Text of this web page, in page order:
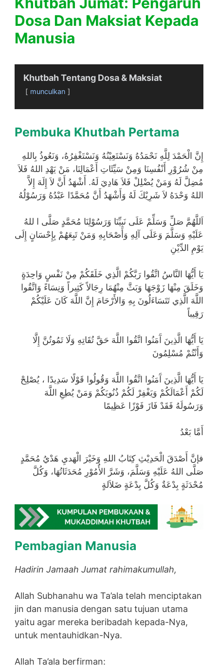
Dosa Dan Maksiat Kepada
Manusia
Khutbah Tentang Dosa & Maksiat
munculkan
Pembuka Khutbah Pertama
إِنَّ الْحَمْدَ لِلَّهِ نَحْمَدُهُ وَنَسْتَعِيْنُهُ وَنَسْتَغْفِرُهُ، وَنَعُوذُ بِاللهِ
مِنْ شُرُوْرِ أَنْفُسِنَا وَمِنْ سَيِّئَاتِ أَعْمَالِنَا، مَنْ يَهْدِ اللهُ فَلاَ
مُضِلَّ لَهُ وَمَنْ يُضْلِلْ فَلاَ هَادِيَ لَهُ. أَشْهَدُ أَنَّ لاَ إِلَهَ إِلاَّ
اللهُ وَحْدَهُ لاَ شَرِيْكَ لَهُ وَأَشْهَدُ أَنَّ مُحَمَّدًا عَبْدُهُ وَرَسُوْلُهُ
اَللَّهُمَّ صَلِّ وَسَلِّمْ عَلَى نَبِيِّنَا وَرَسُوْلِنَا مُحَمَّدٍ صَلَّى ا للهُ
عَلَيْهِ وَسَلَّمَ وَعَلَى آلِهِ وَأَصْحَابِهِ وَمَنْ تَبِعَهُمْ بِإِحْسَانٍ إِلَى
يَوْمِ الدِّيْنِ
يَا أَيُّهَا النَّاسُ اتَّقُوا رَبَّكُمْ الَّذِي خَلَقَكُمْ مِنْ نَفْسٍ وَاحِدَةٍ
وَخَلَقَ مِنْهَا زَوْجَهَا وَبَثَّ مِنْهُمَا رِجَالاً كَثِيراً وَنِسَاءً وَاتَّقُوا
اللَّهَ الَّذِي تَتَسَاءَلُونَ بِهِ وَالأَرْحَامَ إِنَّ اللَّهَ كَانَ عَلَيْكُمْ
رَقِيباً
يَا أَيُّهَا الَّذِينَ آَمَنُوا اتَّقُوا اللَّهَ حَقَّ تُقَاتِهِ وَلَا تَمُوتُنَّ إِلَّا
وَأَنْتُمْ مُسْلِمُونَ
يَا أَيُّهَا الَّذِينَ آَمَنُوا اتَّقُوا اللَّهَ وَقُولُوا قَوْلًا سَدِيدًا ، يُصْلِحْ
لَكُمْ أَعْمَالَكُمْ وَيَغْفِرْ لَكُمْ ذُنُوبَكُمْ وَمَنْ يُطِعِ اللَّهَ
وَرَسُولَهُ فَقَدْ فَازَ فَوْزًا عَظِيمًا
أَمَّا بَعْدُ
فإنَّ أَصْدَقَ الْحَدِيْثِ كِتَابُ اللهِ وَخَيْرَ الْهَديِ هَدْيُ مُحَمَّدٍ
صَلَّى اللهُ عَلَيْهِ وَسَلَّمَ، وَشَرَّ الأُمُوْرِ مُحَدَثَاتُهَا، وَكُلَّ
مُحْدَثَةٍ بِدْعَةٌ وَكُلَّ بِدْعَةٍ ضَلاَلةٍ
Pembagian Manusia
Hadirin Jamaah Jumat rahimakumullah,
Allah Subhanahu wa Ta’ala telah menciptakan
jin dan manusia dengan satu tujuan utama
yaitu agar mereka beribadah kepada-Nya,
untuk mentauhidkan-Nya.
Allah Ta’ala berfirman: